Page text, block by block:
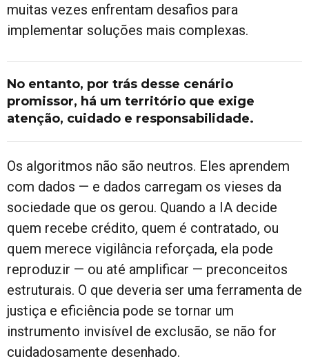
muitas vezes enfrentam desafios para
implementar soluções mais complexas.
No entanto, por trás desse cenário
promissor, há um território que exige
atenção, cuidado e responsabilidade.
Os algoritmos não são neutros. Eles aprendem
com dados — e dados carregam os vieses da
sociedade que os gerou. Quando a IA decide
quem recebe crédito, quem é contratado, ou
quem merece vigilância reforçada, ela pode
reproduzir — ou até amplificar — preconceitos
estruturais. O que deveria ser uma ferramenta de
justiça e eficiência pode se tornar um
instrumento invisível de exclusão, se não for
cuidadosamente desenhado.